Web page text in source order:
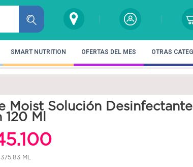
SMART NUTRITION OFERTAS DEL MES OTRAS
Moist Solución
120 Ml
ML